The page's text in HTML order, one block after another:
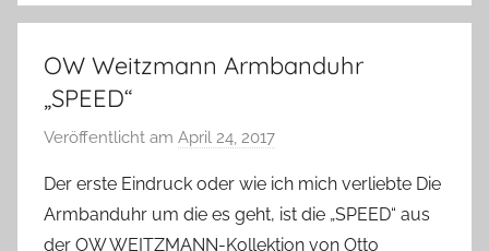
Produkttests
vieles
mehr
OW Weitzmann Armbanduhr
„SPEED“
Veröffentlicht am April 24, 2017
n
Y
Der erste Eindruck oder wie ich mich verliebte Die
Armbanduhr um die es geht, ist die „SPEED“ aus
der OW WEITZMANN-Kollektion von Otto